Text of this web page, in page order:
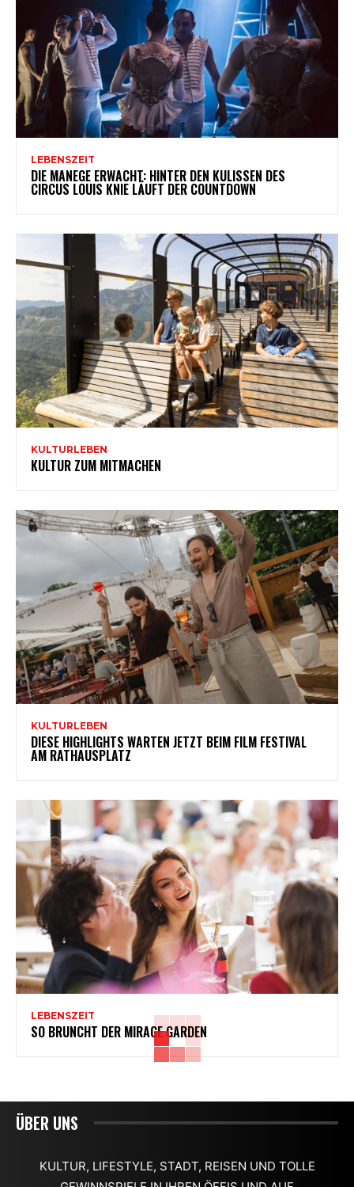
LEBENSZEIT
DIE MANEGE ERWACHT: HINTER DEN KULISSEN DES
CIRCUS LOUIS KNIE LÄUFT DER COUNTDOWN
KULTURLEBEN
KULTUR ZUM MITMACHEN
KULTURLEBEN
DIESE HIGHLIGHTS WARTEN JETZT BEIM FILM FESTIVAL
AM RATHAUSPLATZ
LEBENSZEIT
SO BRUNCHT DER MIRAGE GARDEN